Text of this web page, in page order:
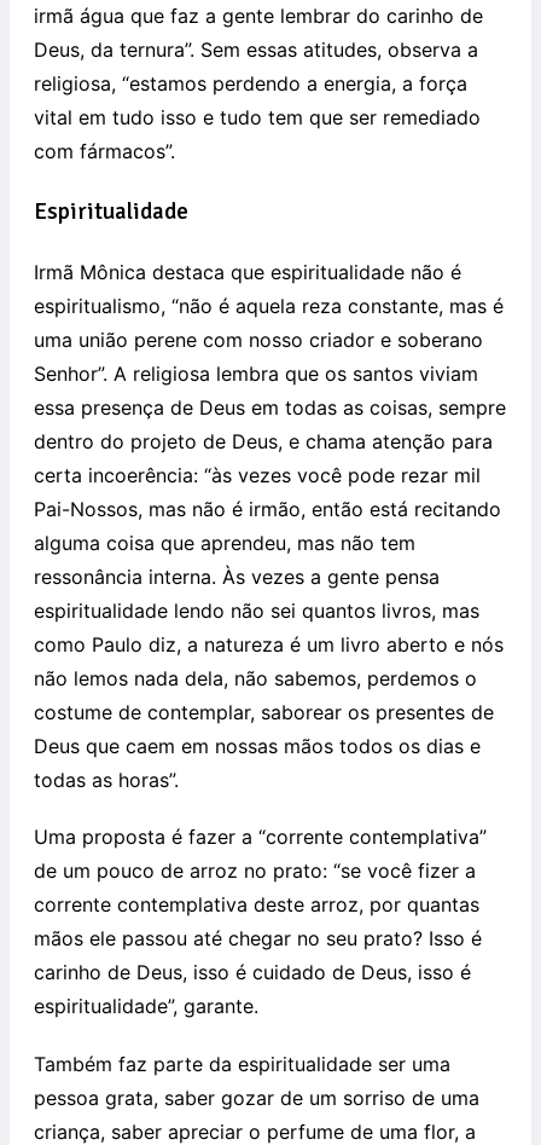
irmã água que faz a gente lembrar do carinho de
Deus, da ternura”. Sem essas atitudes, observa a
religiosa, “estamos perdendo a energia, a força
vital em tudo isso e tudo tem que ser remediado
com fármacos”.
Espiritualidade
Irmã Mônica destaca que espiritualidade não é
espiritualismo, “não é aquela reza constante, mas é
uma união perene com nosso criador e soberano
Senhor”. A religiosa lembra que os santos viviam
essa presença de Deus em todas as coisas, sempre
dentro do projeto de Deus, e chama atenção para
certa incoerência: “às vezes você pode rezar mil
Pai-Nossos, mas não é irmão, então está recitando
alguma coisa que aprendeu, mas não tem
ressonância interna. Às vezes a gente pensa
espiritualidade lendo não sei quantos livros, mas
como Paulo diz, a natureza é um livro aberto e nós
não lemos nada dela, não sabemos, perdemos o
costume de contemplar, saborear os presentes de
Deus que caem em nossas mãos todos os dias e
todas as horas”.
Uma proposta é fazer a “corrente contemplativa”
de um pouco de arroz no prato: “se você fizer a
corrente contemplativa deste arroz, por quantas
mãos ele passou até chegar no seu prato? Isso é
carinho de Deus, isso é cuidado de Deus, isso é
espiritualidade”, garante.
Também faz parte da espiritualidade ser uma
pessoa grata, saber gozar de um sorriso de uma
criança, saber apreciar o perfume de uma flor, a